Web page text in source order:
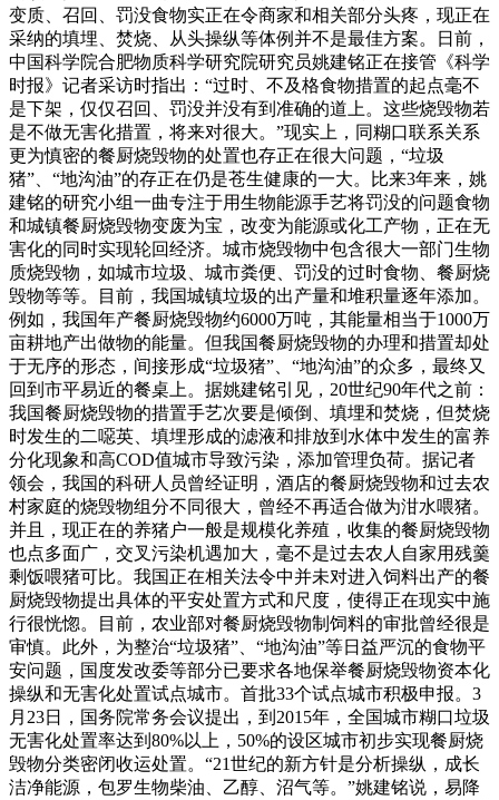
变质、召回、罚没食物实正在令商家和相关部分头疼，现正在
采纳的填埋、焚烧、从头操纵等体例并不是最佳方案。日前，
中国科学院合肥物质科学研究院研究员姚建铭正在接管《科学
时报》记者采访时指出：“过时、不及格食物措置的起点毫不
是下架，仅仅召回、罚没并没有到准确的道上。这些烧毁物若
是不做无害化措置，将来对很大。”现实上，同糊口联系关系
更为慎密的餐厨烧毁物的处置也存正在很大问题，“垃圾
猪”、“地沟油”的存正在仍是苍生健康的一大。比来3年来，姚
建铭的研究小组一曲专注于用生物能源手艺将罚没的问题食物
和城镇餐厨烧毁物变废为宝，改变为能源或化工产物，正在无
害化的同时实现轮回经济。城市烧毁物中包含很大一部门生物
质烧毁物，如城市垃圾、城市粪便、罚没的过时食物、餐厨烧
毁物等等。目前，我国城镇垃圾的出产量和堆积量逐年添加。
例如，我国年产餐厨烧毁物约6000万吨，其能量相当于1000万
亩耕地产出做物的能量。但我国餐厨烧毁物的办理和措置却处
于无序的形态，间接形成“垃圾猪”、“地沟油”的众多，最终又
回到市平易近的餐桌上。据姚建铭引见，20世纪90年代之前：
我国餐厨烧毁物的措置手艺次要是倾倒、填埋和焚烧，但焚烧
时发生的二噁英、填埋形成的滤液和排放到水体中发生的富养
分化现象和高COD值城市导致污染，添加管理负荷。据记者
领会，我国的科研人员曾经证明，酒店的餐厨烧毁物和过去农
村家庭的烧毁物组分不同很大，曾经不再适合做为泔水喂猪。
并且，现正在的养猪户一般是规模化养殖，收集的餐厨烧毁物
也点多面广，交叉污染机遇加大，毫不是过去农人自家用残羹
剩饭喂猪可比。我国正在相关法令中并未对进入饲料出产的餐
厨烧毁物提出具体的平安处置方式和尺度，使得正在现实中施
行很恍惚。目前，农业部对餐厨烧毁物制饲料的审批曾经很是
审慎。此外，为整治“垃圾猪”、“地沟油”等日益严沉的食物平
安问题，国度发改委等部分已要求各地保举餐厨烧毁物资本化
操纵和无害化处置试点城市。首批33个试点城市积极申报。3
月23日，国务院常务会议提出，到2015年，全国城市糊口垃圾
无害化处置率达到80%以上，50%的设区城市初步实现餐厨烧
毁物分类密闭收运处置。“21世纪的新方针是分析操纵，成长
洁净能源，包罗生物柴油、乙醇、沼气等。”姚建铭说，易降